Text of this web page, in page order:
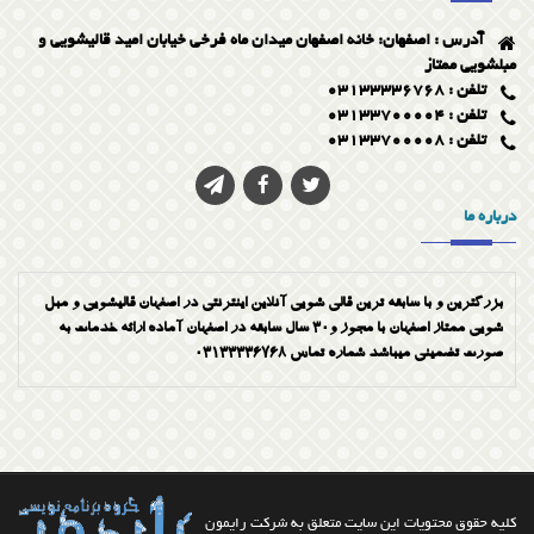
آدرس : اصفهان: خانه اصفهان میدان ماه فرخی خیابان امید قالیشویی و
مبلشویی ممتاز
تلفن : 03133336768
تلفن : 03133700004
تلفن : 03133700008
درباره ما
بزرگترین و با سابقه ترین قالی شویی آنلاین اینترنتی در اصفهان قالیشویی و مبل
شویی ممتاز اصفهان با مجوز و30 سال سابقه در اصفهان آماده ارائه خدمات به
صورت تضمینی میباشد شماره تماس 03133336768
کلیه حقوق محتویات این سایت متعلق به شرکت رایمون